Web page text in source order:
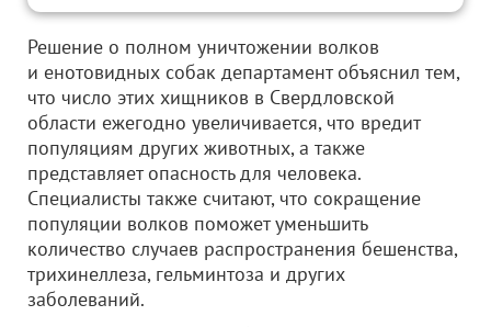
Решение о полном уничтожении волков
и енотовидных собак департамент объяснил тем,
что число этих хищников в Свердловской
области ежегодно увеличивается, что вредит
популяциям других животных, а также
представляет опасность для человека.
Специалисты также считают, что сокращение
популяции волков поможет уменьшить
количество случаев распространения бешенства,
трихинеллеза, гельминтоза и других
заболеваний.